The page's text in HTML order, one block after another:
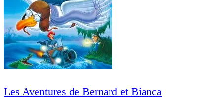
Les Aventures de Bernard et Bianca